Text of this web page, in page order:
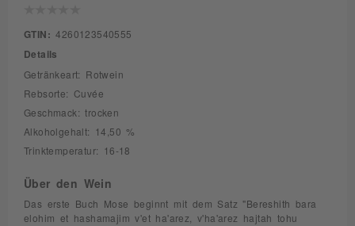
GTIN: 4260123540555
Details
Getränkeart: Rotwein
Rebsorte: Cuvée
Geschmack: trocken
Alkoholgehalt: 14,50 %
Trinktemperatur: 16-18
Über den Wein
Das erste Buch Mose beginnt mit dem Satz "Bereshith bara
elohim et hashamajim v'et ha'arez, v'ha'arez hajtah tohu